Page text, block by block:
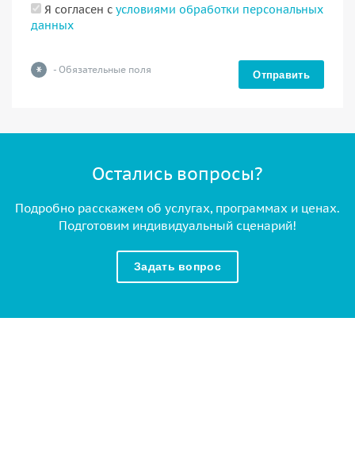
Я согласен с условиями обработки персональных
данных
* - Обязательные поля Отправить
Остались вопросы?
Подробно расскажем об услугах, программах и ценах.
Подготовим индивидуальный сценарий!
Задать вопрос